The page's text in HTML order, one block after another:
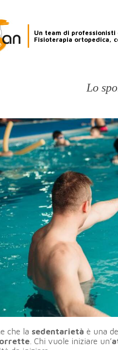
Un team di
Fisioterapia ortopedica,
Lo
che la sedentarietà è una
. Chi vuole iniziare un’